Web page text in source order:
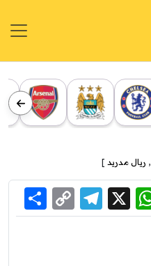
, ريال مدريد ]
WhatsApp
X
Link